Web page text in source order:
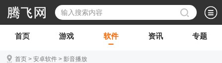
首页 游戏 软件 资讯 专题
首页 > 安卓软件 > 影音播放